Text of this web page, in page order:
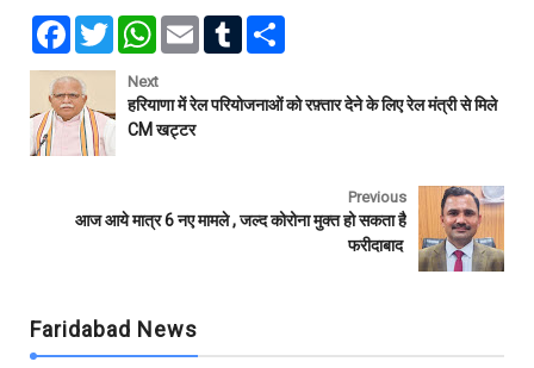
F
e
b
o
o
k
T
w
e
W
t
s
A
p
E
l
T
l
e
Next
हरियाणा में रेल परियोजनाओं को रफ़्तार देने के लिए रेल मंत्री से मिले
CM खट्टर
Previous
आज आये मात्र 6 नए मामले , जल्द कोरोना मुक्त हो सकता है
फरीदाबाद
Faridabad News